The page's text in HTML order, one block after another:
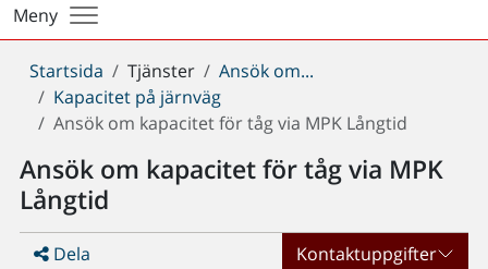
Meny
Du
är
här:
Startsida Tjänster
Ansök om...
Kapacitet på järnväg
Ansök om kapacitet för tåg via MPK Långtid
Ansök om kapacitet för tåg via MPK
Långtid
Dela Kontaktuppgifter